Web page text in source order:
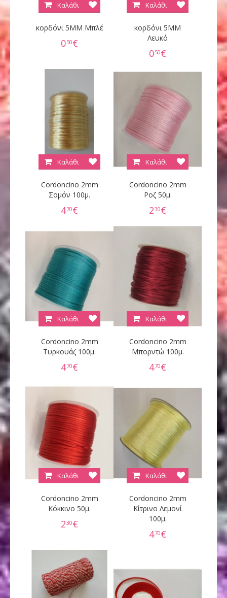
κορδόνι 5ΜM Mπλέ
050€
Καλάθι
κορδόνι 5ΜΜ
Λευκό
050€
Καλάθι
Cordoncino 2mm
Σομόν 100μ.
470€
Καλάθι
Cordoncino 2mm
Ροζ 50μ.
230€
Καλάθι
Cordoncino 2mm
Τυρκουάζ 100μ.
470€
Καλάθι
Cordoncino 2mm
Μπορντώ 100μ.
470€
Καλάθι
Cordoncino 2mm
Κόκκινο 50μ.
230€
Καλάθι
Cordoncino 2mm
Κίτρινο Λεμονί
100μ.
470€
Καλάθι